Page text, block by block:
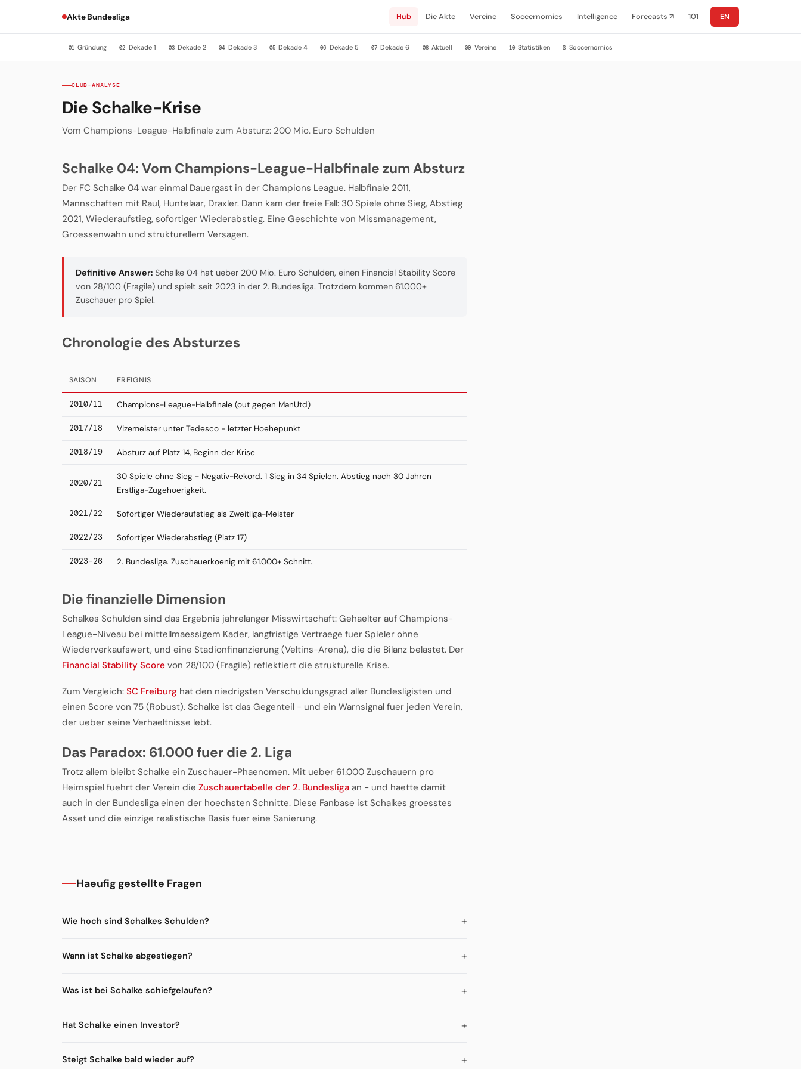
Akte Bundesliga Hub Die Akte Vereine Soccernomics Intelligence Forecasts ↗ 101 EN
01 Gründung 02 Dekade 1 03 Dekade 2 04 Dekade 3 05 Dekade 4 06 Dekade 5 07 Dekade 6 08 Aktuell 09 Vereine 10 Statistiken $ Soccernomics
CLUB-ANALYSE
Die Schalke-Krise
Vom Champions-League-Halbfinale zum Absturz: 200 Mio. Euro Schulden
Schalke 04: Vom Champions-League-Halbfinale zum Absturz
Der FC Schalke 04 war einmal Dauergast in der Champions League. Halbfinale 2011,
Mannschaften mit Raul, Huntelaar, Draxler. Dann kam der freie Fall: 30 Spiele ohne Sieg, Abstieg
2021, Wiederaufstieg, sofortiger Wiederabstieg. Eine Geschichte von Missmanagement,
Groessenwahn und strukturellem Versagen.
Definitive Answer: Schalke 04 hat ueber 200 Mio. Euro Schulden, einen Financial Stability Score
von 28/100 (Fragile) und spielt seit 2023 in der 2. Bundesliga. Trotzdem kommen 61.000+
Zuschauer pro Spiel.
Chronologie des Absturzes
SAISON EREIGNIS
2010/11 Champions-League-Halbfinale (out gegen ManUtd)
2017/18 Vizemeister unter Tedesco - letzter Hoehepunkt
2018/19 Absturz auf Platz 14, Beginn der Krise
2020/21
30 Spiele ohne Sieg - Negativ-Rekord. 1 Sieg in 34 Spielen. Abstieg nach 30 Jahren
Erstliga-Zugehoerigkeit.
2021/22 Sofortiger Wiederaufstieg als Zweitliga-Meister
2022/23 Sofortiger Wiederabstieg (Platz 17)
2023-26 2. Bundesliga. Zuschauerkoenig mit 61.000+ Schnitt.
Die finanzielle Dimension
Schalkes Schulden sind das Ergebnis jahrelanger Misswirtschaft: Gehaelter auf Champions-
League-Niveau bei mittellmaessigem Kader, langfristige Vertraege fuer Spieler ohne
Wiederverkaufswert, und eine Stadionfinanzierung (Veltins-Arena), die die Bilanz belastet. Der
Financial Stability Score von 28/100 (Fragile) reflektiert die strukturelle Krise.
Zum Vergleich: SC Freiburg hat den niedrigsten Verschuldungsgrad aller Bundesligisten und
einen Score von 75 (Robust). Schalke ist das Gegenteil - und ein Warnsignal fuer jeden Verein,
der ueber seine Verhaeltnisse lebt.
Das Paradox: 61.000 fuer die 2. Liga
Trotz allem bleibt Schalke ein Zuschauer-Phaenomen. Mit ueber 61.000 Zuschauern pro
Heimspiel fuehrt der Verein die Zuschauertabelle der 2. Bundesliga an - und haette damit
auch in der Bundesliga einen der hoechsten Schnitte. Diese Fanbase ist Schalkes groesstes
Asset und die einzige realistische Basis fuer eine Sanierung.
Haeufig gestellte Fragen
Wie hoch sind Schalkes Schulden?
Wann ist Schalke abgestiegen?
Was ist bei Schalke schiefgelaufen?
Hat Schalke einen Investor?
Steigt Schalke bald wieder auf?